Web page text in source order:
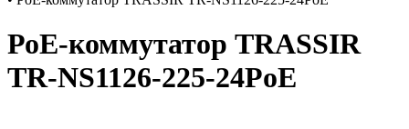
РоЕ-коммутатор TRASSIR
TR-NS1126-225-24PoE